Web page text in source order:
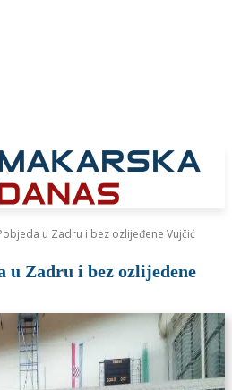
u Zadru i bez ozlijeđene Vujčić
u Zadru i bez ozlijeđene